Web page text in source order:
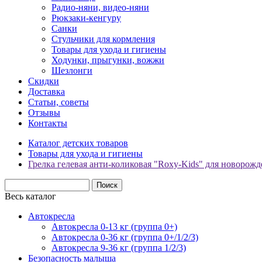
Радио-няни, видео-няни
Рюкзаки-кенгуру
Санки
Стульчики для кормления
Товары для ухода и гигиены
Ходунки, прыгунки, вожжи
Шезлонги
Скидки
Доставка
Статьи, советы
Отзывы
Контакты
Каталог детских товаров
Товары для ухода и гигиены
Грелка гелевая анти-коликовая "Roxy-Kids" для
Весь каталог
Автокресла
Автокресла 0-13 кг (группа 0+)
Автокресла 0-36 кг (группа 0+/1/2/3)
Автокресла 9-36 кг (группа 1/2/3)
Безопасность малыша